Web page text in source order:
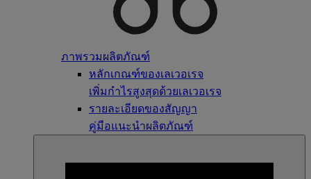
ภาพรวมผลิตภัณฑ์
หลักเกณฑ์ของเลเวอเรจ
เพิ่มกำไรสูงสุดด้วยเลเวอเรจ
รายละเอียดของสัญญา
คู่มือแนะนำผลิตภัณฑ์